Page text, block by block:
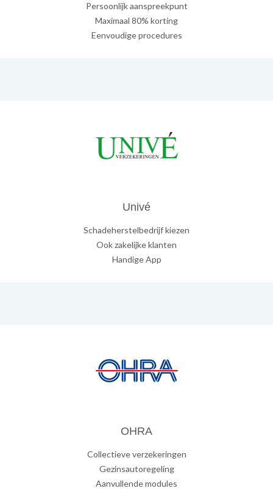
Persoonlijk aanspreekpunt
Maximaal 80% korting
Eenvoudige procedures
Univé
Schadeherstelbedrijf kiezen
Ook zakelijke klanten
Handige App
OHRA
Collectieve verzekeringen
Gezinsautoregeling
Aanvullende modules